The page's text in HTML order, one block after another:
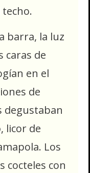
barra, la luz
caras de
en el
de
degustaban
licor de
Los
cocteles con